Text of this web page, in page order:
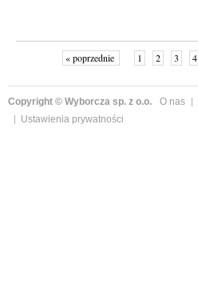
« poprzednie 1 2 3 4
Copyright © Wyborcza sp. z o.o. O nas
Ustawienia prywatności